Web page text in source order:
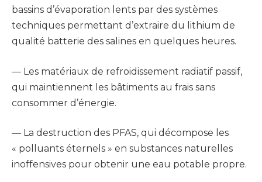
bassins d’évaporation lents par des systèmes
techniques permettant d’extraire du lithium de
qualité batterie des salines en quelques heures.
— Les matériaux de refroidissement radiatif passif,
qui maintiennent les bâtiments au frais sans
consommer d’énergie.
— La destruction des PFAS, qui décompose les
« polluants éternels » en substances naturelles
inoffensives pour obtenir une eau potable propre.